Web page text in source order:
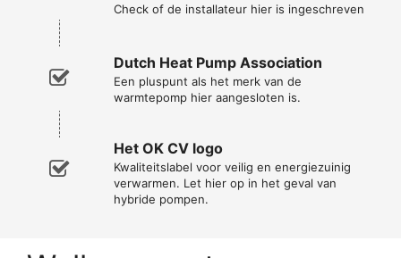
Check of de installateur hier is ingeschreven
Dutch Heat Pump Association
Een pluspunt als het merk van de
warmtepomp hier aangesloten is.
Het OK CV logo
Kwaliteitslabel voor veilig en energiezuinig
verwarmen. Let hier op in het geval van
hybride pompen.